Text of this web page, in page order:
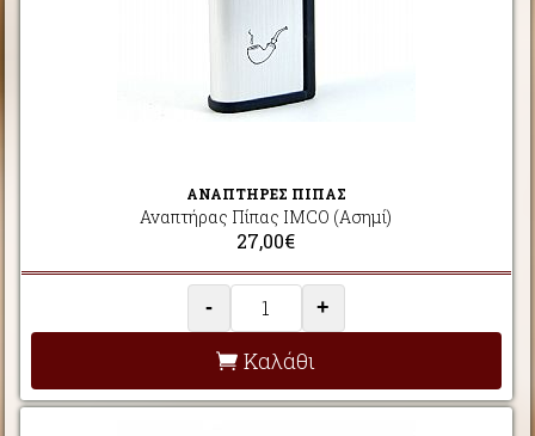
ΑΝΑΠΤΗΡΕΣ ΠΙΠΑΣ
Αναπτήρας Πίπας IMCO (Ασημί)
27,00€
- +
Καλάθι